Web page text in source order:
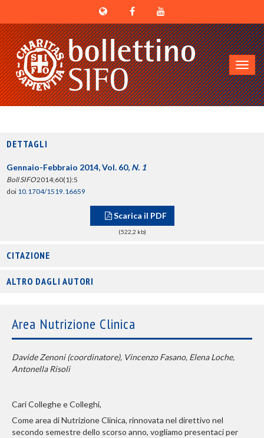
DETTAGLI
Gennaio-Febbraio 2014, Vol. 60, N. 1
Boll SIFO2014;60(1):5
doi 10.1704/1519.16659
Scarica il PDF
(522,2 kb)
CITAZIONE
ALTRO DAGLI AUTORI
Area Nutrizione Clinica
Davide Zenoni (coordinatore), Vincenzo Fasano, Elena Loche,
Antonella Risoli
Cari Colleghe e Colleghi,
Come area di Nutrizione Clinica, rinnovata nel direttivo nel
secondo semestre dello scorso anno, vogliamo presentaci per